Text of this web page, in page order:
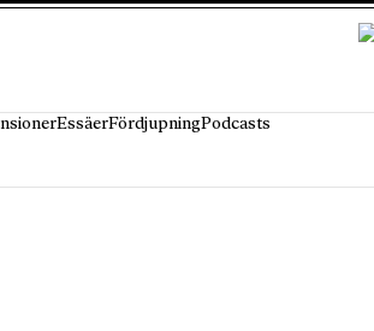
EssäerFördjupningPodcasts